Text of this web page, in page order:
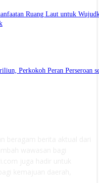
Ruang Laut untuk
Perkokoh Peran Perseroan